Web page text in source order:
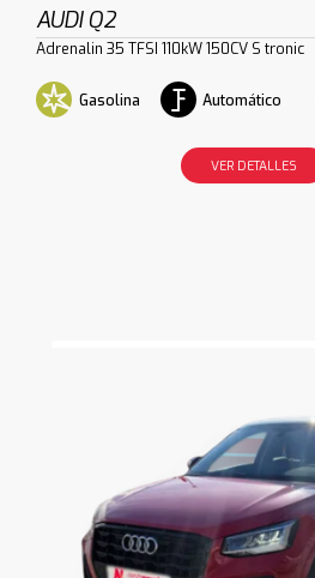
AUDI Q2
Adrenalin 35 TFSI 110kW 150CV S tronic
Gasolina Automático
VER DETALLES